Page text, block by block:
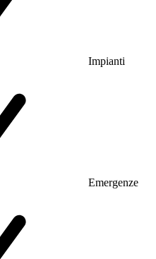
Impianti
Emergenze